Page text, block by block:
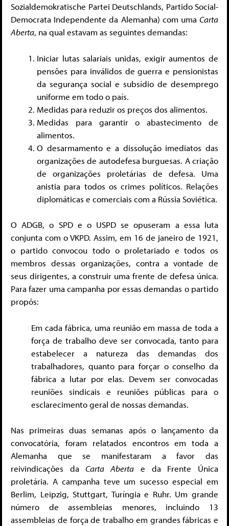
Sozialdemokratische Partei Deutschlands, Partido Social-
Democrata Independente da Alemanha) com uma Carta
Aberta, na qual estavam as seguintes demandas:
Iniciar lutas salariais unidas, exigir aumentos de
pensões para inválidos de guerra e pensionistas
da segurança social e subsídio de desemprego
uniforme em todo o país.
Medidas para reduzir os preços dos alimentos.
Medidas para garantir o abastecimento de
alimentos.
O desarmamento e a dissolução imediatos das
organizações de autodefesa burguesas. A criação
de organizações proletárias de defesa. Uma
anistia para todos os crimes políticos. Relações
diplomáticas e comerciais com a Rússia Soviética.
O ADGB, o SPD e o USPD se opuseram a essa luta
conjunta com o VKPD. Assim, em 16 de janeiro de 1921,
o partido convocou todo o proletariado e todos os
membros dessas organizações, contra a vontade de
seus dirigentes, a construir uma frente de defesa única.
Para fazer uma campanha por essas demandas o partido
propôs:
Em cada fábrica, uma reunião em massa de toda a
força de trabalho deve ser convocada, tanto para
estabelecer a natureza das demandas dos
trabalhadores, quanto para forçar o conselho da
fábrica a lutar por elas. Devem ser convocadas
reuniões sindicais e reuniões públicas para o
esclarecimento geral de nossas demandas.
Nas primeiras duas semanas após o lançamento da
convocatória, foram relatados encontros em toda a
Alemanha que se manifestaram a favor das
reivindicações daCarta Aberta e da Frente Única
proletária. A campanha teve um sucesso especial em
Berlim, Leipzig, Stuttgart, Turíngia e Ruhr. Um grande
número de assembleias menores, incluindo 13
assembleias de força de trabalho em grandes fábricas e